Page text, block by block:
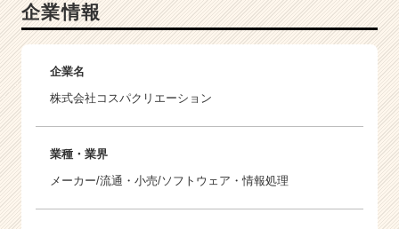
企業情報
企業名
株式会社コスパクリエーション
業種・業界
メーカー/流通・小売/ソフトウェア・情報処理